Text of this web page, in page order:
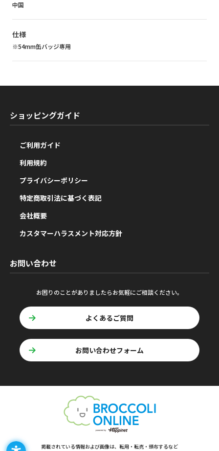
中国
仕様
※54mm缶バッジ専用
ショッピングガイド
ご利用ガイド
利用規約
プライバシーポリシー
特定商取引法に基づく表記
会社概要
カスタマーハラスメント対応方針
お問い合わせ
お困りのことがありましたらお気軽にご相談ください。
よくあるご質問
お問い合わせフォーム
掲載されている情報および画像は、転用・転売・頒布するなど